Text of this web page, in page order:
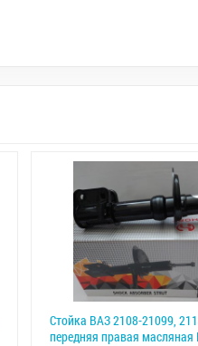
Стойка ВАЗ 2108-21099,
передняя правая масляная